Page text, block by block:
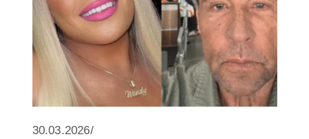
30.03.2026/